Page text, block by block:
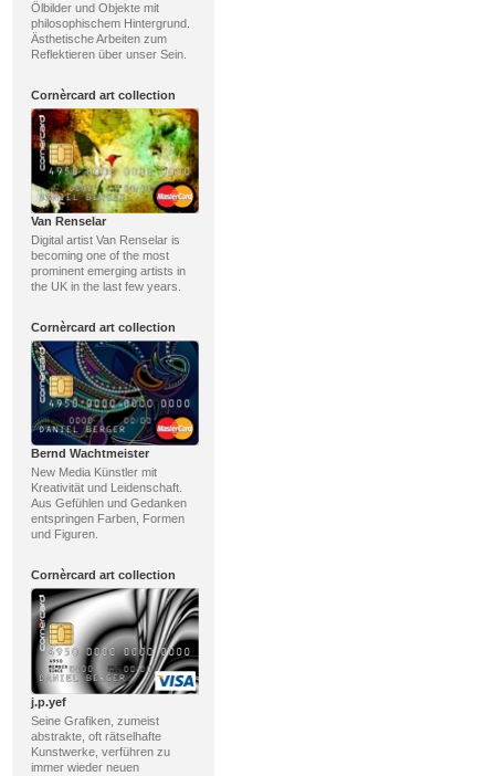
Ölbilder und Objekte mit
philosophischem Hintergrund.
Ästhetische Arbeiten zum
Reflektieren über unser Sein.
Cornèrcard art collection
Van Renselar
Digital artist Van Renselar is
becoming one of the most
prominent emerging artists in
the UK in the last few years.
Cornèrcard art collection
Bernd Wachtmeister
New Media Künstler mit
Kreativität und Leidenschaft.
Aus Gefühlen und Gedanken
entspringen Farben, Formen
und Figuren.
Cornèrcard art collection
j.p.yef
Seine Grafiken, zumeist
abstrakte, oft rätselhafte
Kunstwerke, verführen zu
immer wieder neuen